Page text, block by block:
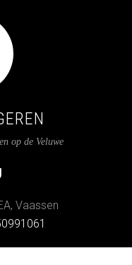
op de Veluwe
, Vaassen